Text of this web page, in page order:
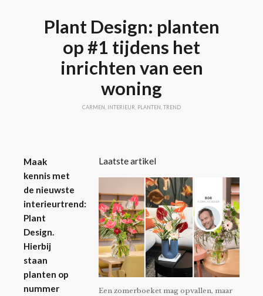
Plant Design: planten
op #1 tijdens het
inrichten van een
woning
CARMEN INTERIEUR PLANTEN TREND
Maak
kennis met
de nieuwste
interieurtrend:
Plant
Design.
Hierbij
staan
planten op
nummer
Laatste artikel
Een zomerboeket mag opvallen, maar